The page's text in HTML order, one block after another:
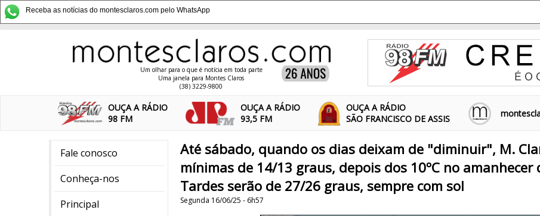
Receba as notícias do montesclaros.com pelo WhatsApp
Um olhar para o que é notícia em toda parte
Uma janela para Montes Claros
(38) 3229-9800
OUÇA A RÁDIO
98 FM
OUÇA A RÁDIO
93,5 FM
OUÇA A RÁDIO
SÃO FRANCISCO DE ASSIS
Fale conosco
Conheça-nos
Principal
Até sábado, quando os dias deixam de "diminuir", M.
mínimas de 14/13 graus, depois dos 10ºC no amanhecer
Tardes serão de 27/26 graus, sempre com sol
Segunda 16/06/25 - 6h57